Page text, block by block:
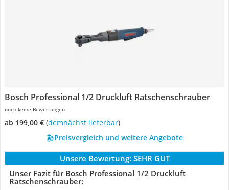
Bosch Professional 1/2 Druckluft Ratschenschrauber
noch keine Bewertungen
ab 199,00 € ( Demnächst lieferbar)
Preisvergleich und weitere Angebote
Unsere Bewertung: SEHR GUT
Unser Fazit für Bosch Professional 1/2 Druckluft
Ratschenschrauber: